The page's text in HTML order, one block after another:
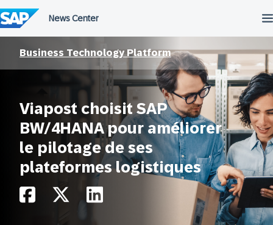
au
contenu
Business Technology Platform
Viapost choisit SAP
BW/4HANA pour améliorer
le pilotage de ses
plateformes logistiques